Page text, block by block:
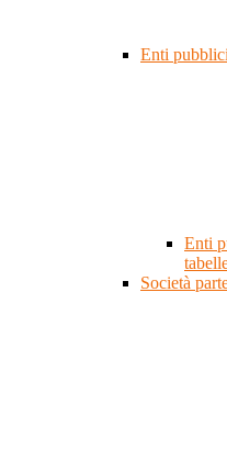
Enti
Enti
Società